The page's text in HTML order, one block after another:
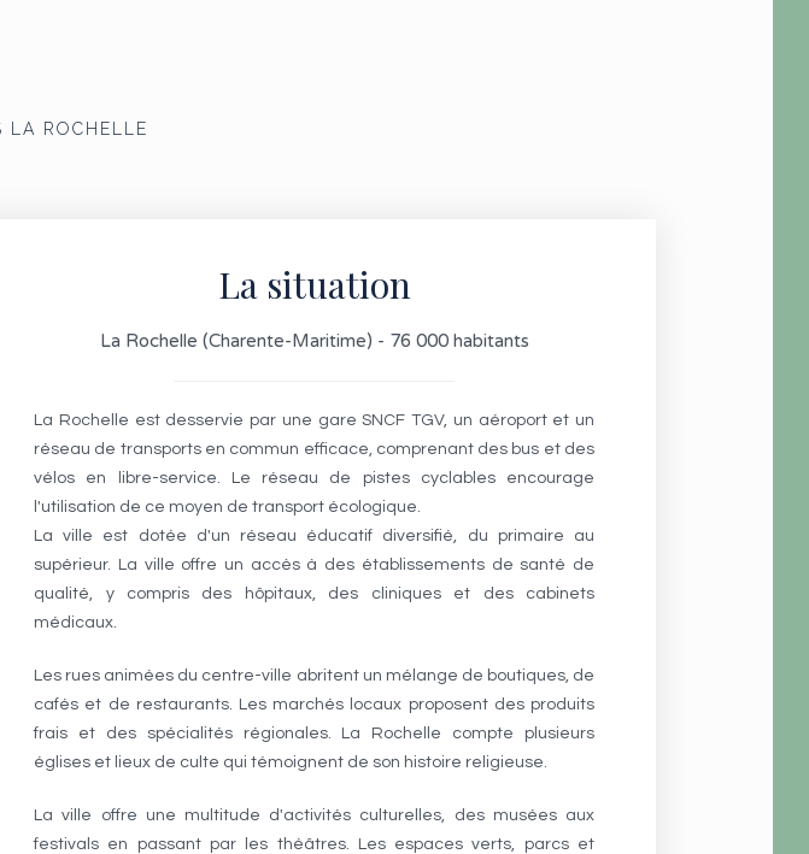
LA ROCHELLE
La situation
La Rochelle (Charente-Maritime) - 76 000 habitants
La Rochelle est desservie par une gare SNCF TGV, un aéroport et un
réseau de transports en commun efficace, comprenant des bus et des
vélos en libre-service. Le réseau de pistes cyclables encourage
l'utilisation de ce moyen de transport écologique.
La ville est dotée d'un réseau éducatif diversifié, du primaire au
supérieur. La ville offre un accès à des établissements de santé de
qualité, y compris des hôpitaux, des cliniques et des cabinets
médicaux.
Les rues animées du centre-ville abritent un mélange de boutiques, de
cafés et de restaurants. Les marchés locaux proposent des produits
frais et des spécialités régionales. La Rochelle compte plusieurs
églises et lieux de culte qui témoignent de son histoire religieuse.
La ville offre une multitude d'activités culturelles, des musées aux
festivals en passant par les théâtres. Les espaces verts, parcs et